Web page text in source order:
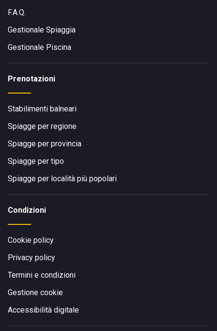
F.A.Q.
Gestionale Spiaggia
Gestionale Piscina
Prenotazioni
Stabilimenti balneari
Spiagge per regione
Spiagge per provincia
Spiagge per tipo
Spiagge per località più popolari
Condizioni
Cookie policy
Privacy policy
Termini e condizioni
Gestione cookie
Accessibilità digitale